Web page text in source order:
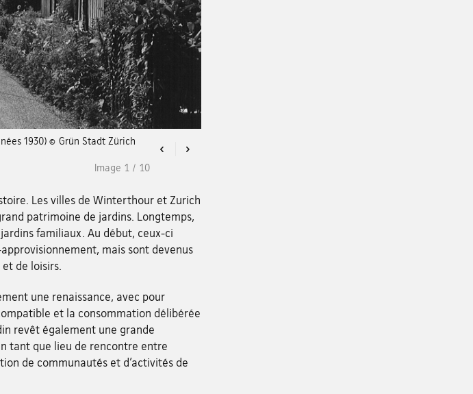
1930) © Grün Stadt Zürich
Previous
Image 1 / 10
Les villes de Winterthour et Zurich
patrimoine de jardins. Longtemps,
familiaux. Au début, ceux-ci
mais sont devenus
de loisirs.
une renaissance, avec pour
et la consommation délibérée
revêt également une grande
tant que lieu de rencontre entre
de communautés et d’activités de